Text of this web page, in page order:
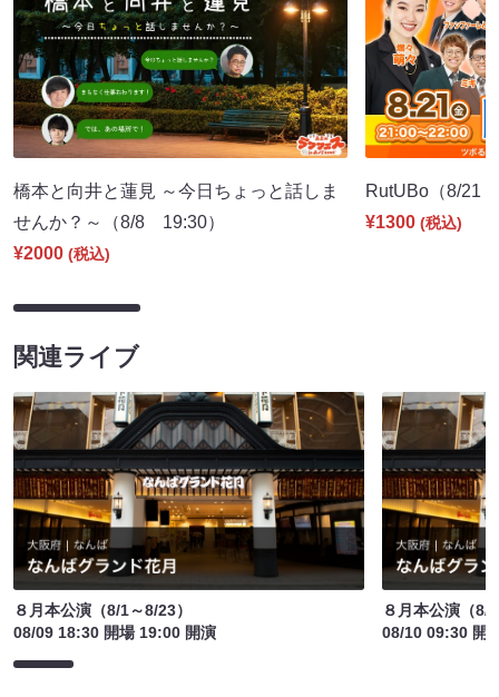
橋本と向井と蓮見 ～今日ちょっと話しま
せんか？～（8/8 19:30）
¥2000 (税込)
RutUBo（8/21
¥1300 (税込)
関連ライブ
８月本公演（8/1～8/23）
08/09 18:30 開場 19:00 開演
８月本公演（8/
08/10 09:30 開